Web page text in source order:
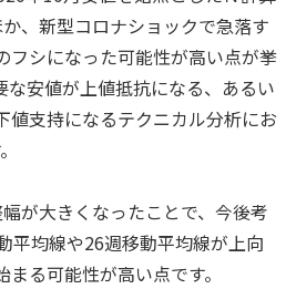
、新型コロナショックで急落す
フシになった可能性が高い点が挙
な安値が上値抵抗になる、あるい
値支持になるテクニカル分析にお
が大きくなったことで、今後考
平均線や26週移動平均線が上向
る可能性が高い点です。